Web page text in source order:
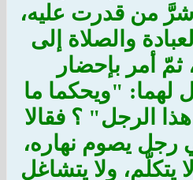
من قدرت عليه،
والصلاة إلى
أمر بإحضار
لهما: "ويحكما ما
الرجل" ؟ فقالا
رجل يصوم نهاره،
يتكلّم، ولا يتشاغل